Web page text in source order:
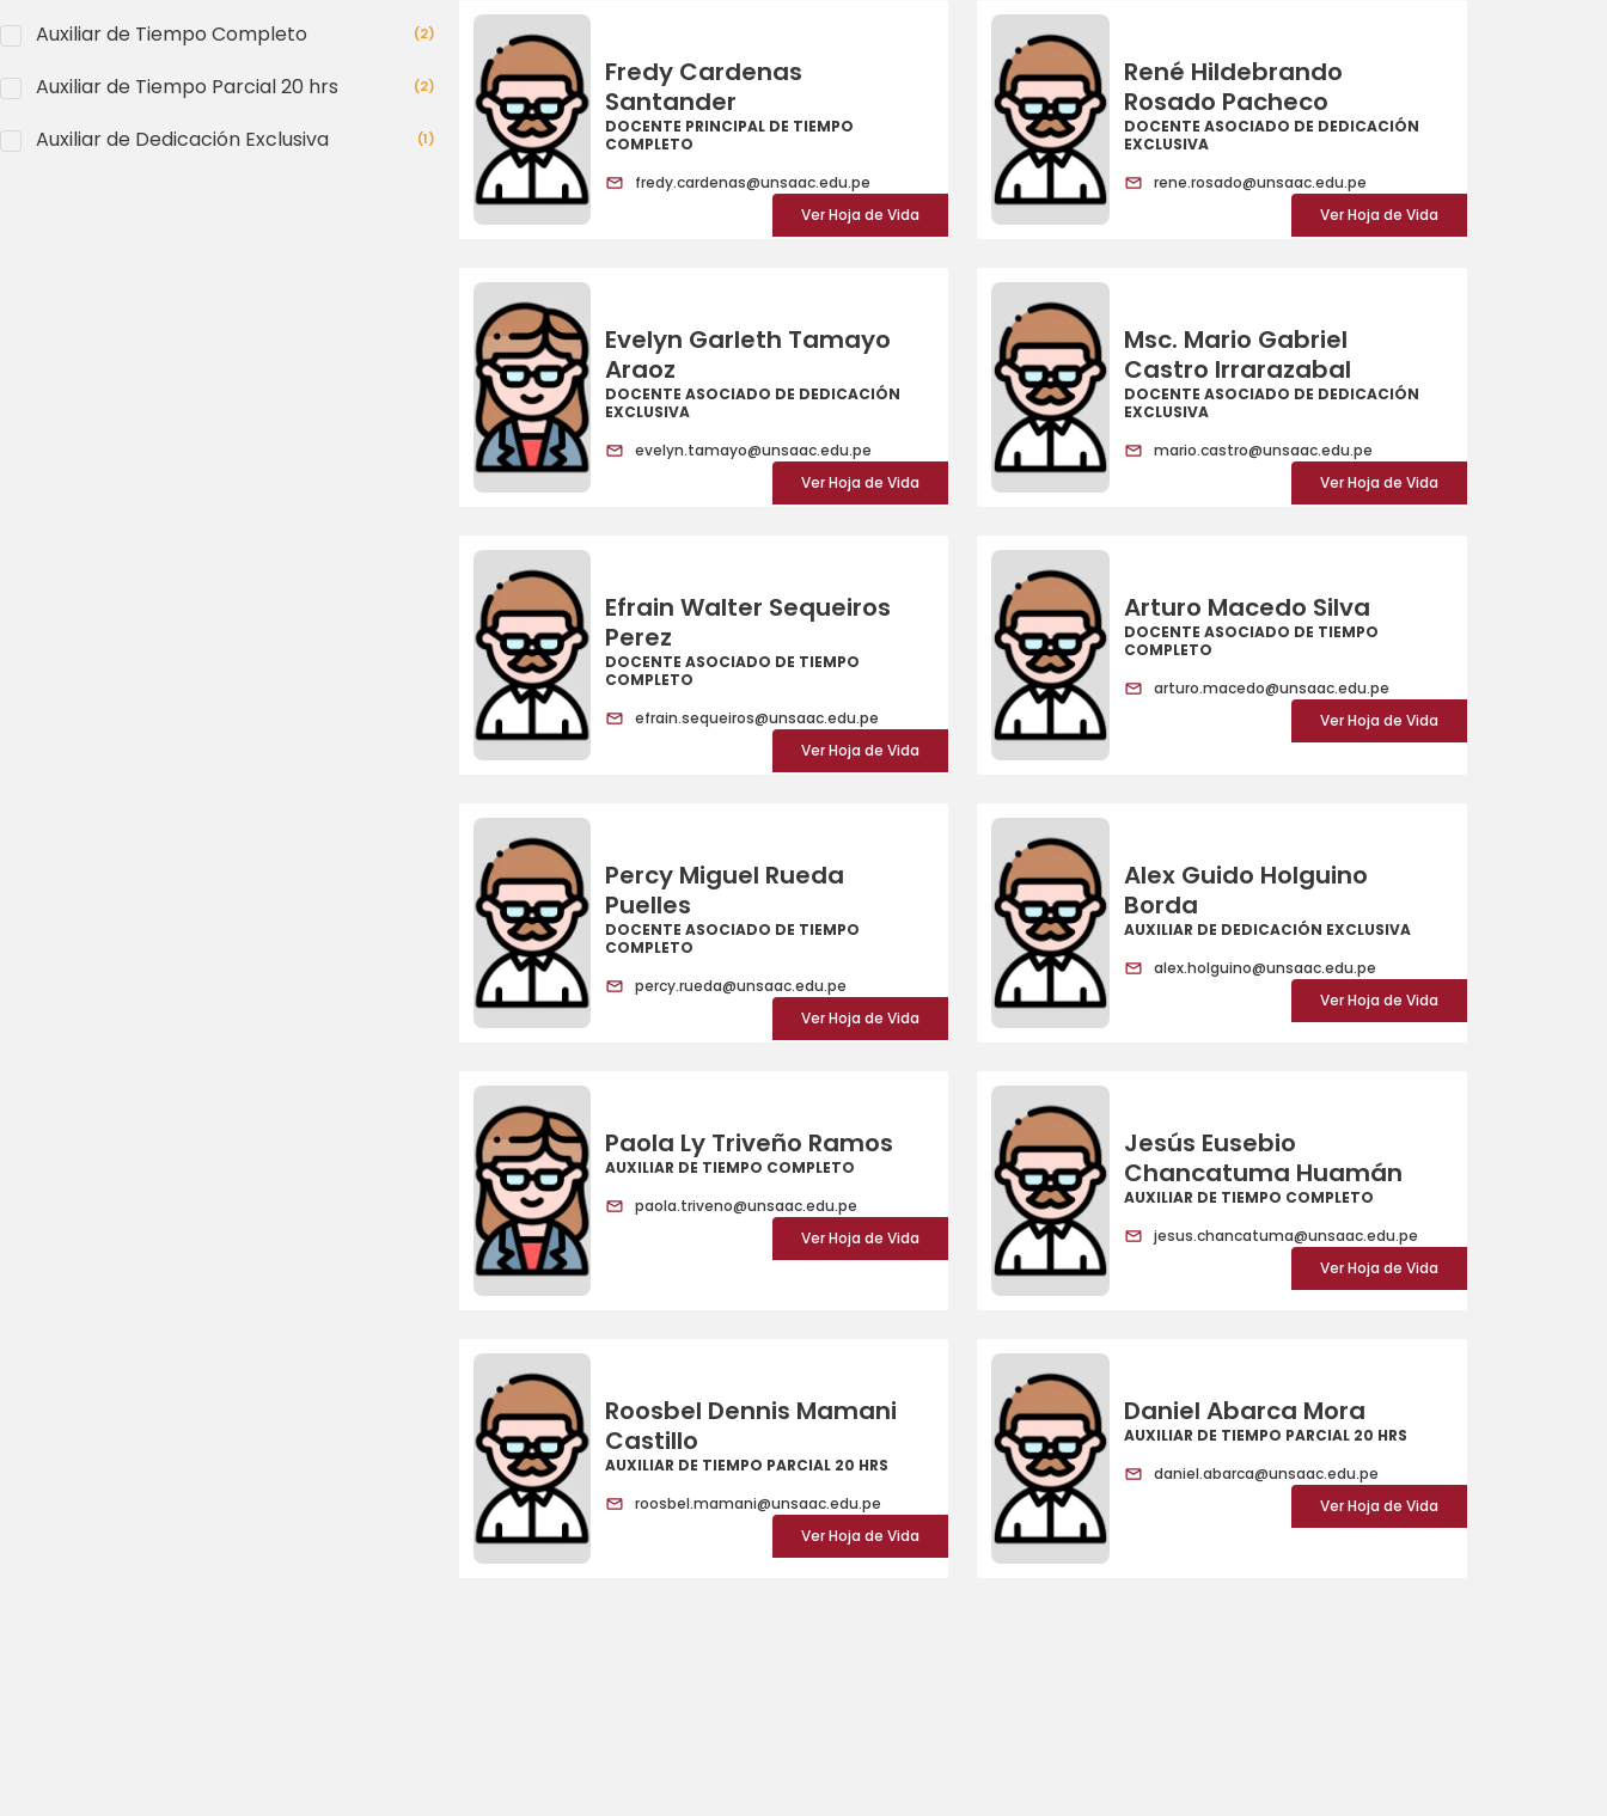
Auxiliar de Tiempo Completo (2)
Auxiliar de Tiempo Parcial 20 hrs (2)
Auxiliar de Dedicación Exclusiva (1)
Fredy Cardenas
Santander
DOCENTE PRINCIPAL DE TIEMPO
COMPLETO
fredy.cardenas@unsaac.edu.pe
Ver Hoja de Vida
René Hildebrando
Rosado Pacheco
DOCENTE ASOCIADO DE DEDICACIÓN
EXCLUSIVA
rene.rosado@unsaac.edu.pe
Ver Hoja de Vida
Evelyn Garleth Tamayo
Araoz
DOCENTE ASOCIADO DE DEDICACIÓN
EXCLUSIVA
evelyn.tamayo@unsaac.edu.pe
Ver Hoja de Vida
Msc. Mario Gabriel
Castro Irrarazabal
DOCENTE ASOCIADO DE DEDICACIÓN
EXCLUSIVA
mario.castro@unsaac.edu.pe
Ver Hoja de Vida
Efrain Walter Sequeiros
Perez
DOCENTE ASOCIADO DE TIEMPO
COMPLETO
efrain.sequeiros@unsaac.edu.pe
Ver Hoja de Vida
Arturo Macedo Silva
DOCENTE ASOCIADO DE TIEMPO
COMPLETO
arturo.macedo@unsaac.edu.pe
Ver Hoja de Vida
Percy Miguel Rueda
Puelles
DOCENTE ASOCIADO DE TIEMPO
COMPLETO
percy.rueda@unsaac.edu.pe
Ver Hoja de Vida
Alex Guido Holguino
Borda
AUXILIAR DE DEDICACIÓN EXCLUSIVA
alex.holguino@unsaac.edu.pe
Ver Hoja de Vida
Paola Ly Triveño Ramos
AUXILIAR DE TIEMPO COMPLETO
paola.triveno@unsaac.edu.pe
Ver Hoja de Vida
Jesús Eusebio
Chancatuma Huamán
AUXILIAR DE TIEMPO COMPLETO
jesus.chancatuma@unsaac.edu.pe
Ver Hoja de Vida
Roosbel Dennis Mamani
Castillo
AUXILIAR DE TIEMPO PARCIAL 20 HRS
roosbel.mamani@unsaac.edu.pe
Ver Hoja de Vida
Daniel Abarca Mora
AUXILIAR DE TIEMPO PARCIAL 20 HRS
daniel.abarca@unsaac.edu.pe
Ver Hoja de Vida